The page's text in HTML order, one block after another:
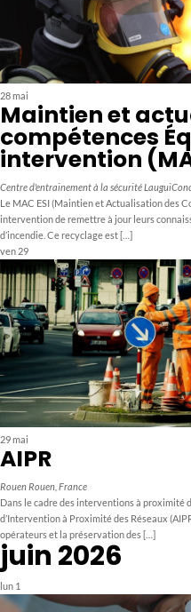
28 mai
Maintien et
compétences
intervention
Centre d'entrainement à la sécurité
Le MAC ESI (Maintien et Actualisation des
intervention de remettre à jour leurs
d’incendie. Ce recyclage est […]
ven 29
29 mai
AIPR
RouenRouen, France
Dans le cadre des interventions à proximité
d’Intervention à Proximité des Réseaux
opérateurs et la préservation des […]
juin 2026
lun 1